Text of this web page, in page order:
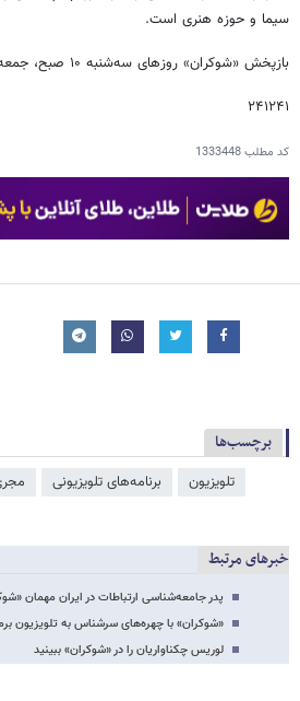
سیما و حوزه هنری است.
بازپخش «شوکران» روزهای سه‌شنبه ۱۰ صبح، جمعه ۱۴ ظهر و شنبه ۱ بامداد است.
۲۴۱۲۴۱
کد مطلب1333448
برچسب‌ها
تلویزیون برنامه‌های تلویزیونی
خبرهای مرتبط
پدر جامعه‌شناسی ارتباطات در ایران مهمان
«شوکران» با چهره‌های سرشناس به تلویزیون
لوریس چکناواریان را در «شوکران» ببینید